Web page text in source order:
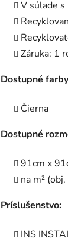
V súlade s
Záruka: 1
Dostupné
Čierna
Dostupné
91cm x
na m²
Príslušenstvo:
INS